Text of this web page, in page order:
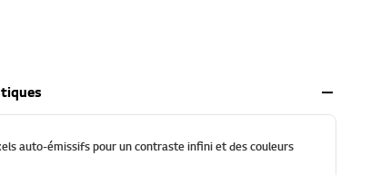
auto-émissifs pour un contraste infini et des couleurs